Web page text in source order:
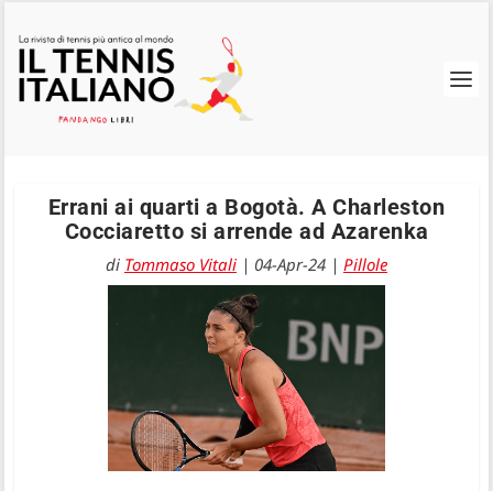
Errani ai quarti a Bogotà. A Charleston
Cocciaretto si arrende ad Azarenka
di Tommaso Vitali | 04-Apr-24 | Pillole